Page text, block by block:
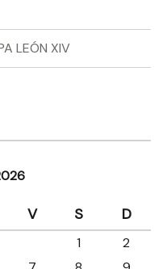
LEÓN XIV
V S D
1
2